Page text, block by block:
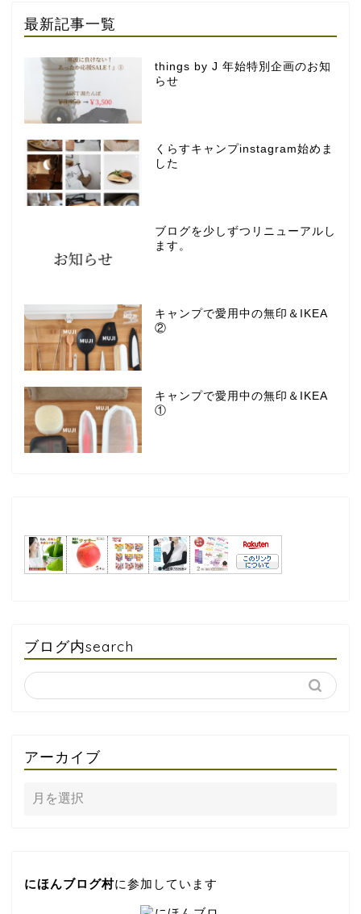
最新記事一覧
things by J 年始特別企画のお知
らせ
くらすキャンプinstagram始めま
した
ブログを少しずつリニューアルし
ます。
キャンプで愛用中の無印＆IKEA
②
キャンプで愛用中の無印＆IKEA
①
ブログ内search
アーカイブ
にほんブログ村に参加しています